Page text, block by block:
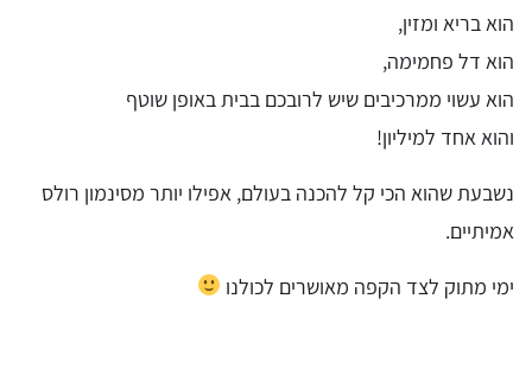
הוא בריא ומזין,
הוא דל פחמימה,
הוא עשוי ממרכיבים שיש לרובכם בבית באופן שוטף
והוא אחד למיליון!
נשבעת שהוא הכי קל להכנה בעולם, אפילו יותר מסינמון רולס
אמיתיים.
ימי מתוק לצד הקפה מאושרים לכולנו